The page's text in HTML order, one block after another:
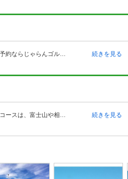
ゴールド川奈カントリークラブの予約ならじゃらんゴルフ。カートの有無や利用税、キャンセル料、ナイター設備、駐車場などのコース情報はもちろん、口コミ、フォトギャラリーなどコースの難易度や攻略に役立つ情報充実、予約する度にポイントが貯まるのでお得にゴルフをお楽しみ頂けます。 ゴールド川奈カントリークラブは静岡県伊東市にある、昭和23年開場の歴史を誇るゴルフ場です。アクセスは小田原厚木道路・小田原西インターチェンジより約54キロメートル、JR伊東線・伊東駅からタクシーで約20分の立地です。全体的にフラットで広いフェアウェイが自慢の、富士山・天城連山、伊豆七島を望む風光明媚なコースとなっています。 日本百景に選ばれている一碧湖を望み、富士山を眺望できるクラブハウスで存分に寛ぐのもおすすめです。旬の食材を使った季節メニューがあるレストラン、30名程収容可能なパーティールームも利用できます。車で30分圏内にいくつか温泉があり、プレー後に立ち寄って帰るプレーヤーも多いです。 続きを見る
ゴールド川奈カントリークラブのコースは、富士山や相模湾の絶景に向かってショットが楽しめる丘陵コースです。アップ・ダウンは少なく、フェアウェイも広めのコースが多くなっています。OUTコース2番ホールは飛距離に自信があれば右の林ぎりぎりの最短ルートを責めることができ、INコース11番ホールは284ヤードの短いミドルホールなのでワンオンも狙えます。また、最終18番ホールは、距離のあるロングホールではあるものの、250ヤード付近からは下りになっているのでランを使って2オンも狙えるコースなど、全体的にロングヒッター向きのコースとなっています。ただし、オーバーするとOBになるなど、OBが近めに設定されているため、注意が必要です。 続きを見る